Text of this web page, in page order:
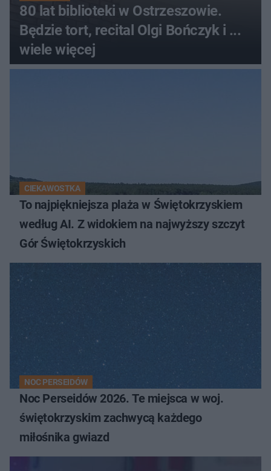
80 lat biblioteki w Ostrzeszowie.
Będzie tort, recital Olgi Bończyk i ...
wiele więcej
CIEKAWOSTKA
To najpiękniejsza plaża w Świętokrzyskiem
według AI. Z widokiem na najwyższy szczyt
Gór Świętokrzyskich
NOC PERSEIDÓW
Noc Perseidów 2026. Te miejsca w woj.
świętokrzyskim zachwycą każdego
miłośnika gwiazd